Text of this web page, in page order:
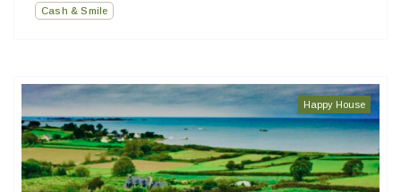
Cash & Smile
Happy House